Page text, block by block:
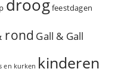
droogfeestdagen
rond Gall & Gall
en kurken kinderen